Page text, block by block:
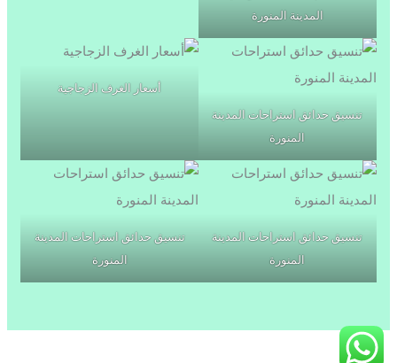
المدينة المنورة
تنسيق حدائق استراحات المدينة
المنورة
أسعار الغرف الزجاجية
تنسيق حدائق استراحات المدينة
المنورة
تنسيق حدائق استراحات المدينة
المنورة